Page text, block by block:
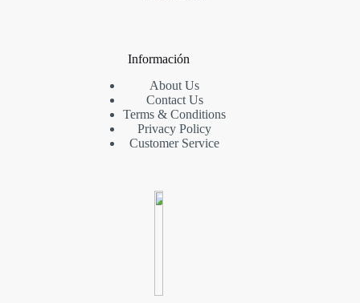
Información
About Us
Contact Us
Terms & Conditions
Privacy Policy
Customer Service